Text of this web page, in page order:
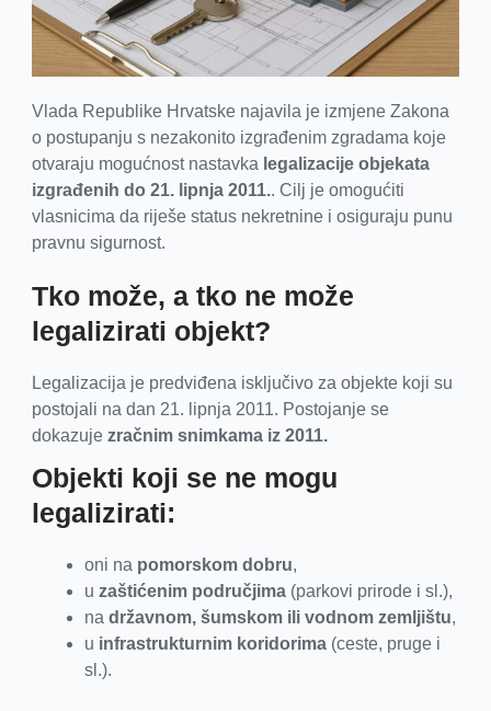
Vlada Republike Hrvatske najavila je izmjene Zakona
o postupanju s nezakonito izgrađenim zgradama koje
otvaraju mogućnost nastavka legalizacije objekata
izgrađenih do 21. lipnja 2011.. Cilj je omogućiti
vlasnicima da riješe status nekretnine i osiguraju punu
pravnu sigurnost.
Tko može, a tko ne može
legalizirati objekt?
Legalizacija je predviđena isključivo za objekte koji su
postojali na dan 21. lipnja 2011. Postojanje se
dokazuje zračnim snimkama iz 2011.
Objekti koji se ne mogu
legalizirati:
oni na pomorskom dobru,
u zaštićenim područjima(parkovi prirode i sl.),
na državnom, šumskom ili vodnom zemljištu,
u infrastrukturnim koridorima(ceste, pruge i
sl.).